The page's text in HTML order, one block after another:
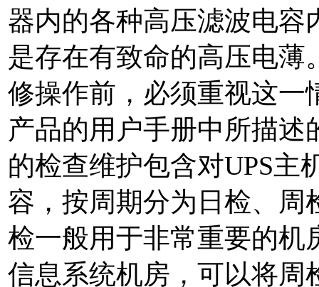
器内的各种高压滤波电容
是存在有致命的高压电薄
修操作前，必须重视这一
产品的用户手册中所描述
的检查维护包含对UPS主
容，按周期分为日检、周
检一般用于非常重要的机
信息系统机房，可以将周